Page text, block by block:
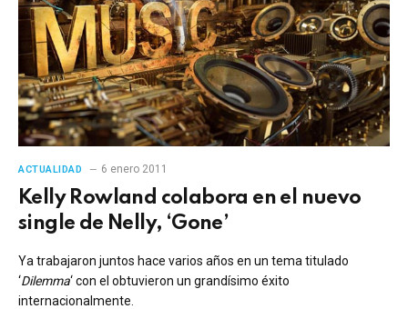
ACTUALIDAD 6 enero 2011
Kelly Rowland colabora en el nuevo
single de Nelly, ‘Gone’
Ya trabajaron juntos hace varios años en un tema titulado
‘Dilemma‘ con el obtuvieron un grandísimo éxito
internacionalmente.